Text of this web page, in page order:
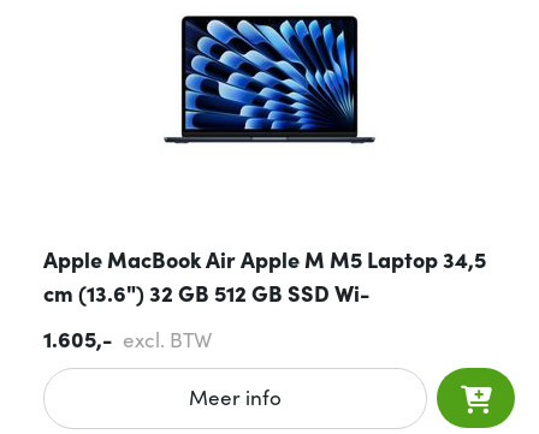
Apple MacBook Air Apple M M5 Laptop 34,5
cm (13.6") 32 GB 512 GB SSD Wi-
1.605,- excl. BTW
Meer info